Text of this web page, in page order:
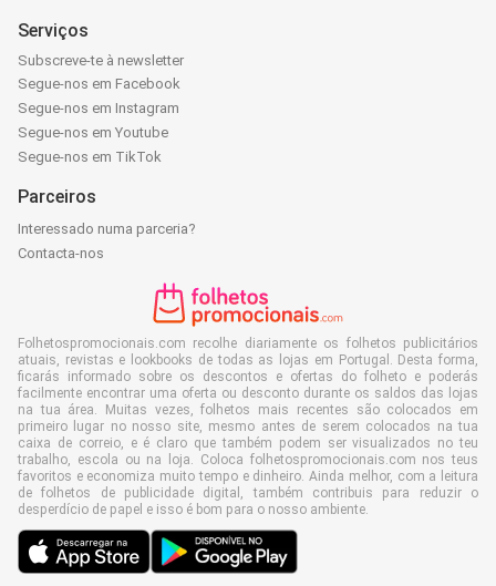
Serviços
Subscreve-te à newsletter
Segue-nos em Facebook
Segue-nos em Instagram
Segue-nos em Youtube
Segue-nos em TikTok
Parceiros
Interessado numa parceria?
Contacta-nos
Folhetospromocionais.com recolhe diariamente os folhetos publicitários
atuais, revistas e lookbooks de todas as lojas em Portugal. Desta forma,
ficarás informado sobre os descontos e ofertas do folheto e poderás
facilmente encontrar uma oferta ou desconto durante os saldos das lojas
na tua área. Muitas vezes, folhetos mais recentes são colocados em
primeiro lugar no nosso site, mesmo antes de serem colocados na tua
caixa de correio, e é claro que também podem ser visualizados no teu
trabalho, escola ou na loja. Coloca folhetospromocionais.com nos teus
favoritos e economiza muito tempo e dinheiro. Ainda melhor, com a leitura
de folhetos de publicidade digital, também contribuis para reduzir o
desperdício de papel e isso é bom para o nosso ambiente.